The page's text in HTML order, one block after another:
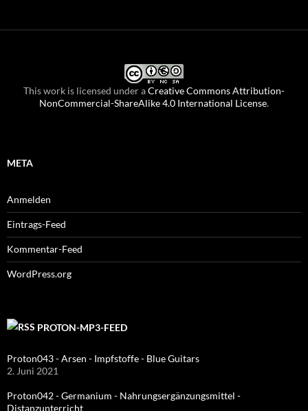
This work is licensed under aCreative Commons Attribution-
NonCommercial-ShareAlike 4.0 International License.
META
Anmelden
Eintrags-Feed
Kommentar-Feed
WordPress.org
PROTON-MP3-FEED
Proton043 - Arsen - Impfstoffe - Blue Guitars
2. Juni 2021
Proton042 - Germanium - Nahrungsergänzungsmittel -
Distanzunterricht